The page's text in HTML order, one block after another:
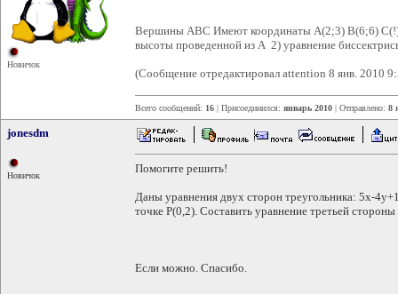
Новичок
Вершины АВС Имеют координаты А(2;3) В(6;6)
высоты проведенной из А 2) уравнение
(Сообщение отредактировал attention 8 янв. 2010
Всего сообщений: 16 | Присоединился: январь 2010 | Отправлено: 8
jonesdm
Новичок
Помогите решить!
Даны уравнения двух сторон треугольника: 5x-
точке P(0,2). Составить уравнение третьей стороны
Если можно. Спасибо.